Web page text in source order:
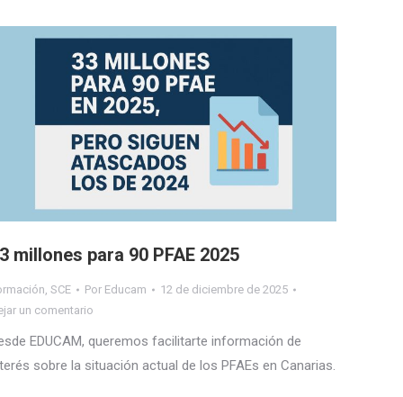
millones para 90 PFAE 2025
, SCE Por Educam
12 de diciembre de 2025
un comentario
EDUCAM, queremos facilitarte información de
sobre la situación actual de los PFAEs en Canarias.